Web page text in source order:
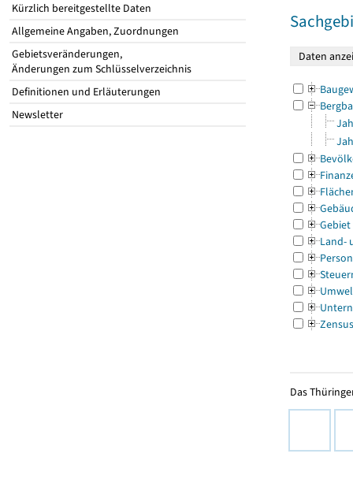
Kürzlich bereitgestellte Daten
Allgemeine Angaben, Zuordnungen
Gebietsveränderungen,
Änderungen zum Schlüsselverzeichnis
Definitionen und Erläuterungen
Newsletter
Gebiet
Land-
Zensus
Das